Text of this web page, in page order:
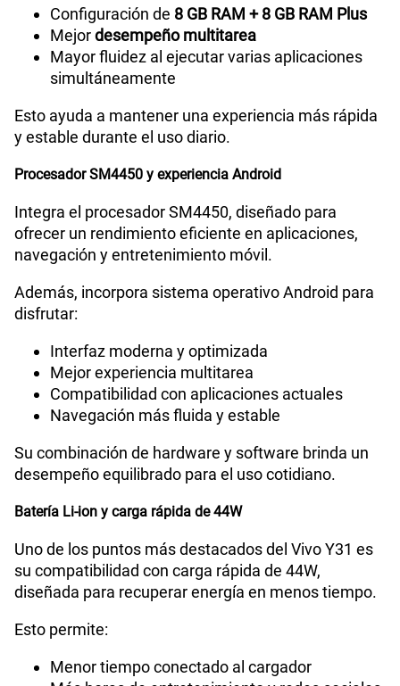
Configuración de 8 GB RAM + 8 GB RAM Plus
Mejordesempeño multitarea
Mayor fluidez al ejecutar varias aplicaciones
simultáneamente
Esto ayuda a mantener una experiencia más rápida
y estable durante el uso diario.
Procesador SM4450 y experiencia Android
Integra el procesador SM4450, diseñado para
ofrecer un rendimiento eficiente en aplicaciones,
navegación y entretenimiento móvil.
Además, incorpora sistema operativo Android para
disfrutar:
Interfaz moderna y optimizada
Mejor experiencia multitarea
Compatibilidad con aplicaciones actuales
Navegación más fluida y estable
Su combinación de hardware y software brinda un
desempeño equilibrado para el uso cotidiano.
Batería Li-ion y carga rápida de 44W
Uno de los puntos más destacados del Vivo Y31 es
su compatibilidad con carga rápida de 44W,
diseñada para recuperar energía en menos tiempo.
Esto permite:
Menor tiempo conectado al cargador